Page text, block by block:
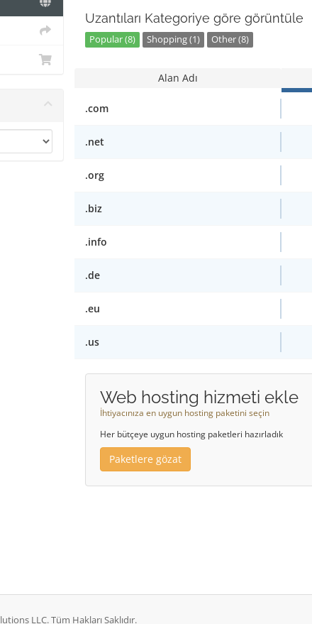
Uzantıları Kategoriye göre görüntüle
Popular (8) Shopping (1) Other (8)
Alan Adı
.com
.net
.org
.biz
.info
.de
.eu
.us
Web hosting hizmeti ekle
İhtiyacınıza en uygun hosting paketini seçin
Her bütçeye uygun hosting paketleri hazırladık
Paketlere gözat
LLC. Tüm Hakları Saklıdır.